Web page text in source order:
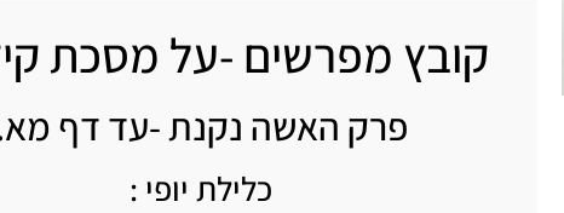
קובץ מפרשים -על מסכת
פרק האשה נקנת -עד דף
כלילת יופי :